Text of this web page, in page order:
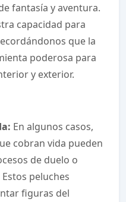
fantasía y aventura.
capacidad para
que la
poderosa para
y exterior.
En algunos casos,
cobran vida pueden
de duelo o
peluches
figuras del